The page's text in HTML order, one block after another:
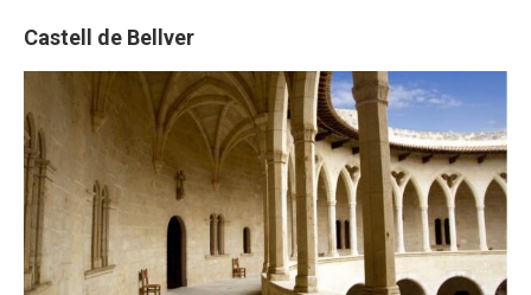
Castell de Bellver